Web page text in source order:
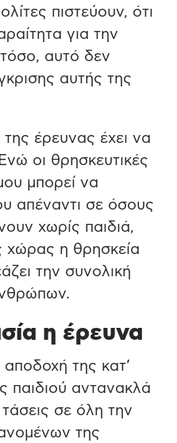
πιστεύουν, ότι
για την
αυτό δεν
αυτής της
έρευνας έχει να
οι θρησκευτικές
μπορεί να
απέναντι σε όσους
χωρίς παιδιά,
χώρας η θρησκεία
την συνολική
η έρευνα
της κατ’
παιδιού αντανακλά
σε όλη την
της